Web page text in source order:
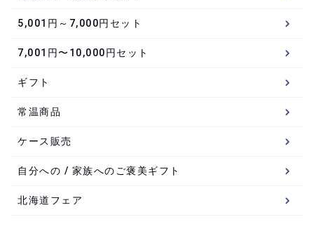
5,001円～7,000円セット
7,001円〜10,000円セット
ギフト
常温商品
ケース販売
自分への / 家族へのご褒美ギフト
北海道フェア